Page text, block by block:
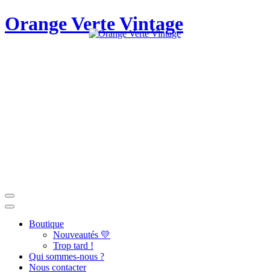
Orange Verte Vintage
Boutique
Nouveautés 💛
Trop tard !
Qui sommes-nous ?
Nous contacter